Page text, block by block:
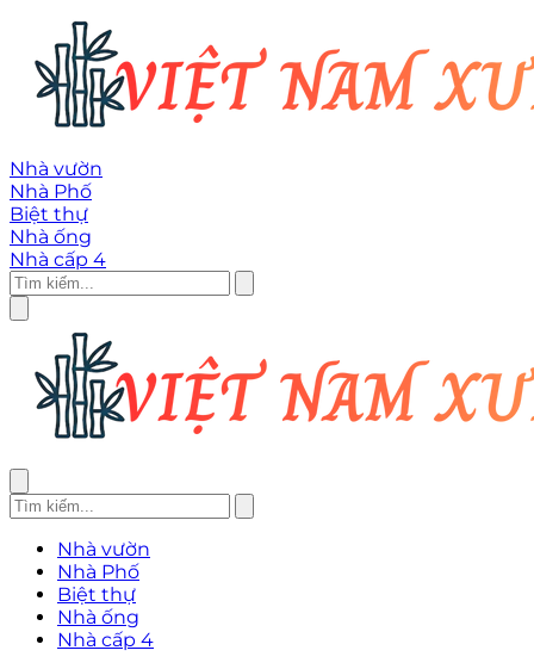
Nhà vườn
Nhà Phố
Biệt thự
Nhà ống
Nhà cấp 4
Nhà vườn
Nhà Phố
Biệt thự
Nhà ống
Nhà cấp 4